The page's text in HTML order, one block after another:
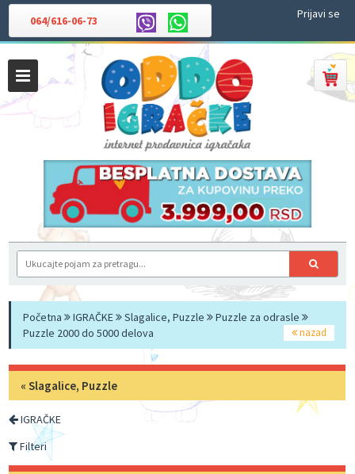
064/616-06-73 Prijavi se
Početna IGRAČKE Slagalice, Puzzle
Puzzle za odrasle
Puzzle 2000 do 5000 delova
nazad
«Slagalice, Puzzle
IGRAČKE
Filteri